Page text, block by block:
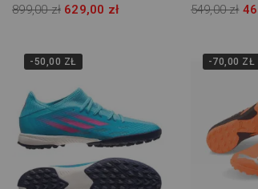
899,00 zł 629,00 zł 549,00 zł
-50,00 ZŁ -70,00 ZŁ